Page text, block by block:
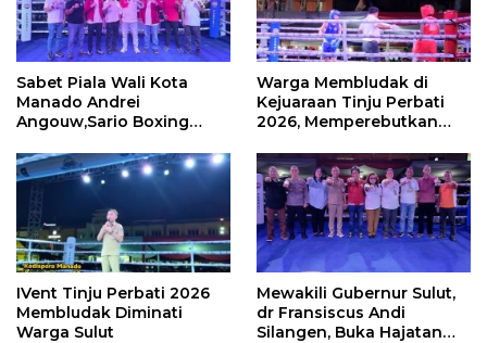
Sabet Piala Wali Kota
Manado Andrei
Angouw,Sario Boxing
Perbati 2026
Warga Membludak di
Kejuaraan Tinju Perbati
2026, Memperebutkan
IVent Tinju Perbati 2026
Membludak Diminati
Warga Sulut
Mewakili Gubernur Sulut,
dr Fransiscus Andi
Silangen, Buka Hajatan